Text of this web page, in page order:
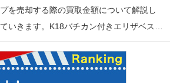
プを売却する際の買取金額について解説し
ていきます。K18バチカン付きエリザベス…